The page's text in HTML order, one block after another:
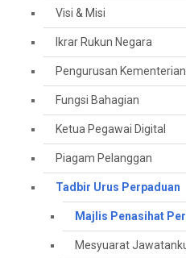
Visi & Misi
Ikrar Rukun Negara
Pengurusan Kementerian
Fungsi Bahagian
Ketua Pegawai Digital
Piagam Pelanggan
Tadbir Urus Perpaduan
Majlis Penasihat
Mesyuarat